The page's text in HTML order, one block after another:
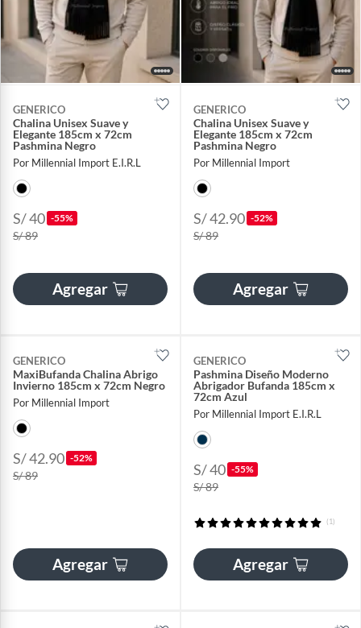
GENERICO
Chalina Unisex Suave y
Elegante 185cm x 72cm
Pashmina Negro
Por Millennial Import E.I.R.L
S/ 40 -55%
S/ 89
Agregar
GENERICO
Chalina Unisex Suave y
Elegante 185cm x 72cm
Pashmina Negro
Por Millennial Import
S/ 42.90 -52%
S/ 89
Agregar
GENERICO
MaxiBufanda Chalina Abrigo
Invierno 185cm x 72cm Negro
Por Millennial Import
S/ 42.90 -52%
S/ 89
Agregar
GENERICO
Pashmina Diseño Moderno
Abrigador Bufanda 185cm x
72cm Azul
Por Millennial Import E.I.R.L
S/ 40 -55%
S/ 89
(1)
Agregar